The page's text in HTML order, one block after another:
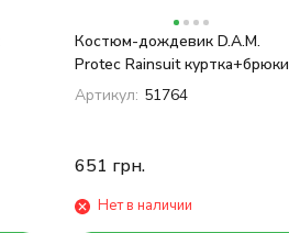
Костюм-дождевик D.A.M.
Protec Rainsuit куртка+брюки
Артикул: 51764
651 грн.
Нет в наличии